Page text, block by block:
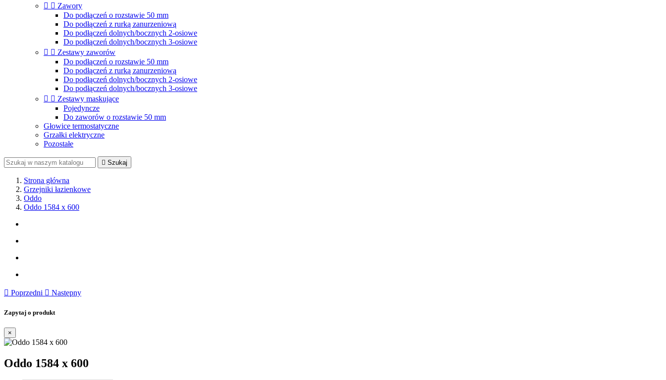
  Zawory
Do podłączeń o rozstawie 50 mm
Do podłączeń z rurką zanurzeniową
Do podłączeń dolnych/bocznych 2-osiowe
Do podłączeń dolnych/bocznych 3-osiowe
  Zestawy zaworów
Do podłączeń o rozstawie 50 mm
Do podłączeń z rurką zanurzeniową
Do podłączeń dolnych/bocznych 2-osiowe
Do podłączeń dolnych/bocznych 3-osiowe
  Zestawy maskujące
Pojedyncze
Do zaworów o rozstawie 50 mm
Głowice termostatyczne
Grzałki elektryczne
Pozostałe
 Szukaj
Strona główna
Grzejniki łazienkowe
Oddo
Oddo 1584 x 600
 Poprzedni  Następny
Zapytaj o produkt
×
Oddo 1584 x 600